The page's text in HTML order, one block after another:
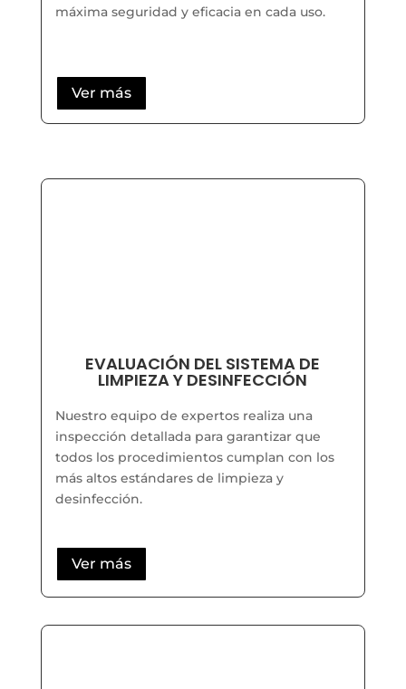
máxima seguridad y eficacia en cada uso.
Ver más
EVALUACIÓN DEL SISTEMA DE
LIMPIEZA Y DESINFECCIÓN
Nuestro equipo de expertos realiza una
inspección detallada para garantizar que
todos los procedimientos cumplan con los
más altos estándares de limpieza y
desinfección.
Ver más